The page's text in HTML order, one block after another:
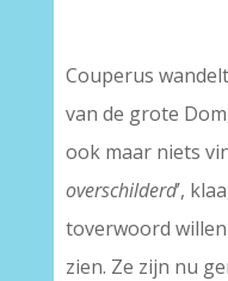
Couperus
van de grote
ook maar niets
overschilderd’,
toverwoord
zien. Ze zijn nu